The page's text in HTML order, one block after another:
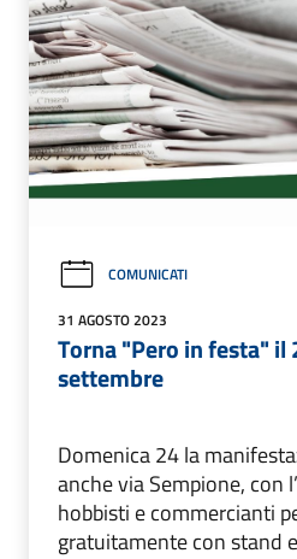
COMUNICATI
31 AGOSTO 2023
Torna "Pero in festa" il
settembre
Domenica 24 la
anche via Sempione, con
hobbisti e commercianti
gratuitamente con stand